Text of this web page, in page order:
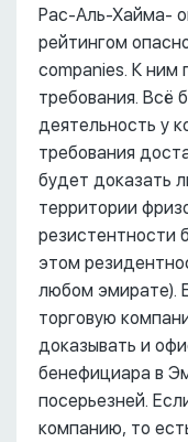
Рас-Аль-Хайма-
рейтингом
companies. К ним
требования. Всё
деятельность у
требования
будет доказать
территории
резистентности
этом
любом эмирате).
торговую
доказывать и
бенефициара в
посерьезней.
компанию, то